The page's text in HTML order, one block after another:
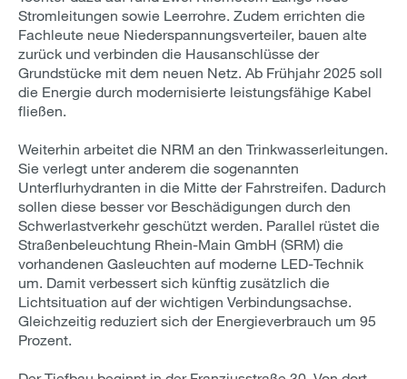
Stromleitungen sowie Leerrohre. Zudem errichten die
Fachleute neue Niederspannungsverteiler, bauen alte
zurück und verbinden die Hausanschlüsse der
Grundstücke mit dem neuen Netz. Ab Frühjahr 2025 soll
die Energie durch modernisierte leistungsfähige Kabel
fließen.
Weiterhin arbeitet die NRM an den Trinkwasserleitungen.
Sie verlegt unter anderem die sogenannten
Unterflurhydranten in die Mitte der Fahrstreifen. Dadurch
sollen diese besser vor Beschädigungen durch den
Schwerlastverkehr geschützt werden. Parallel rüstet die
Straßenbeleuchtung Rhein-Main GmbH (SRM) die
vorhandenen Gasleuchten auf moderne LED-Technik
um. Damit verbessert sich künftig zusätzlich die
Lichtsituation auf der wichtigen Verbindungsachse.
Gleichzeitig reduziert sich der Energieverbrauch um 95
Prozent.